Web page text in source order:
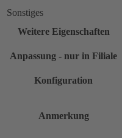
Sonstiges
Weitere Eigenschaften
Anpassung - nur in Filiale
Konfiguration
Anmerkung